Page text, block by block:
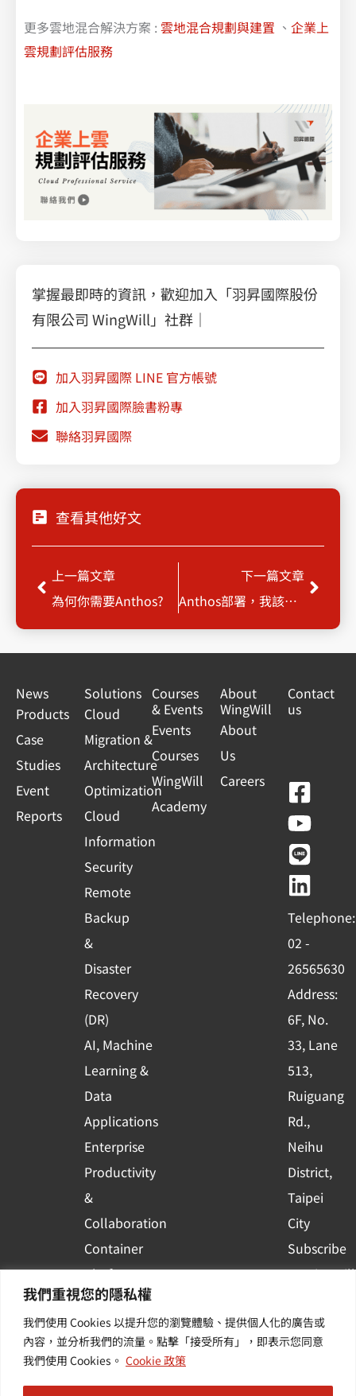
我們重視您的隱私權
我們使用 Cookies 以提升您的瀏覽體驗、提供個人化的廣告或
內容，並分析我們的流量。點擊「接受所有」，即表示您同意
我們使用 Cookies。 Cookie 政策
更多雲地混合解決方案 :雲地混合規劃與建置 、 企業上
雲規劃評估服務
掌握最即時的資訊，歡迎加入「羽昇國際股份
有限公司 WingWill」社群｜
加入羽昇國際 LINE 官方帳號
加入羽昇國際臉書粉專
聯絡羽昇國際
查看其他好文
Prev
上一篇文章
為何你需要Anthos?
下一篇文章
Anthos部署，我該如何評估、選擇？(上)
Next
News
Products
Case
Studies
Event
Reports
Solutions
Cloud
Migration &
Architecture
Optimization
Cloud
Information
Security
Remote
Backup
&
Disaster
Recovery
(DR)
AI, Machine
Learning &
Data
Applications
Enterprise
Productivity
&
Collaboration
Container
Platform
Applications
Others /
Value-
Courses
& Events
Events
Courses
WingWill
Academy
About
WingWill
About
Us
Careers
Contact
us
F
a
c
e
b
o
o
k
-
s
q
u
a
r
e
Y
o
u
t
u
b
e
L
i
n
e
L
i
n
k
e
d
i
n
Telephone:
02 -
26565630
Address:
6F, No.
33, Lane
513,
Ruiguang
Rd.,
Neihu
District,
Taipei
City
Subscribe
to WingWill
the latest
event and